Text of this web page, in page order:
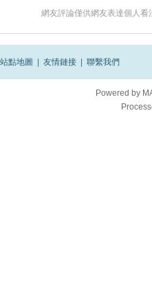
網友評論僅供網友表達個人看
站點地圖 友情鏈接 聯繫我們
Powered by